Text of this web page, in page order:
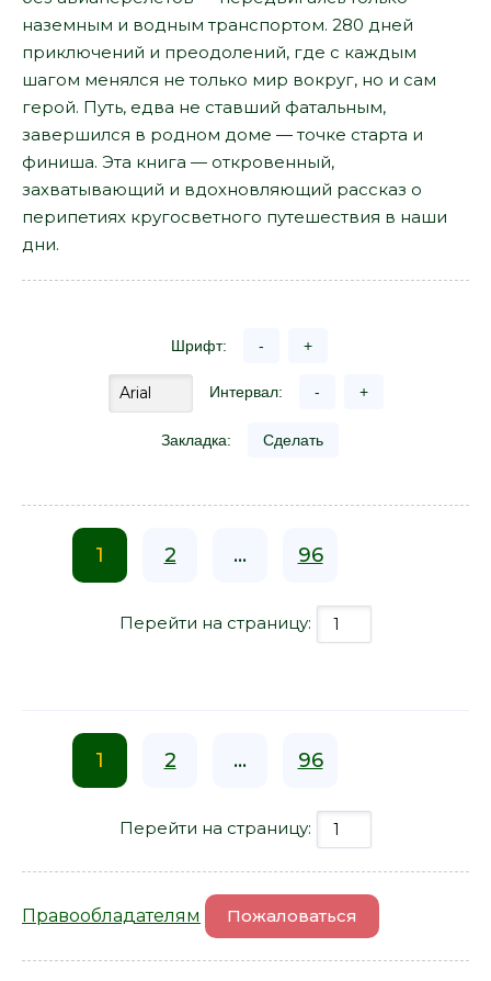
наземным и водным транспортом. 280 дней
приключений и преодолений, где с каждым
шагом менялся не только мир вокруг, но и сам
герой. Путь, едва не ставший фатальным,
завершился в родном доме — точке старта и
финиша. Эта книга — откровенный,
захватывающий и вдохновляющий рассказ о
перипетиях кругосветного путешествия в наши
дни.
Шрифт: - +
Интервал: - +
Закладка: Сделать
1 2 ... 96
Перейти на страницу:
1 2 ... 96
Перейти на страницу:
Правообладателям Пожаловаться